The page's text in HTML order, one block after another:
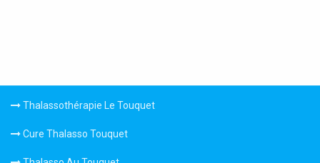
Thalassothérapie Le Touquet
Cure Thalasso Touquet